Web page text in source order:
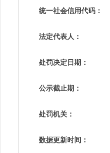
统一社会信用代码：
法定代表人：
处罚决定日期：
公示截止期：
处罚机关：
数据更新时间：